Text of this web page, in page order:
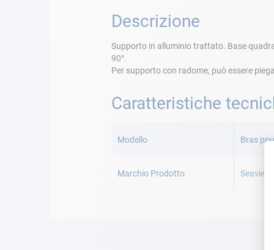
Descrizione
Supporto in alluminio trattato. Base
90°.
Per supporto con radome, può essere
Caratteristiche
Informazioni
Modello Bras
Marchio Prodotto